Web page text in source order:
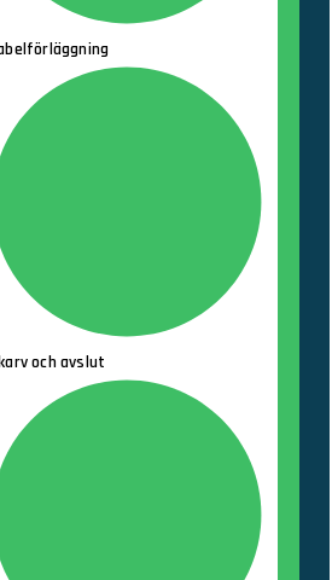
och avslut
våra kunder är bland annat
offentlig förvaltning. Vi kan
, utförande- och
unik bredd med en sak
kvalitet i varje led.
FÖRTROENDE FRÅN